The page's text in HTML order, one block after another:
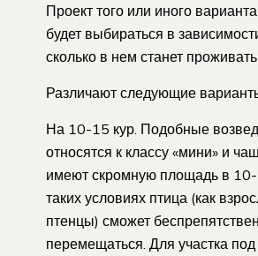
Проект того или иного
будет выбираться в
сколько в нем станет
Различают следующие
На 10-15 кур. Подобные
относятся к классу «мини» и
имеют скромную площадь в
таких условиях птица (как
птенцы) сможет
перемещаться. Для участка